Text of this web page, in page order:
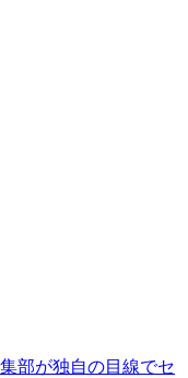
部が独自の目線でセ